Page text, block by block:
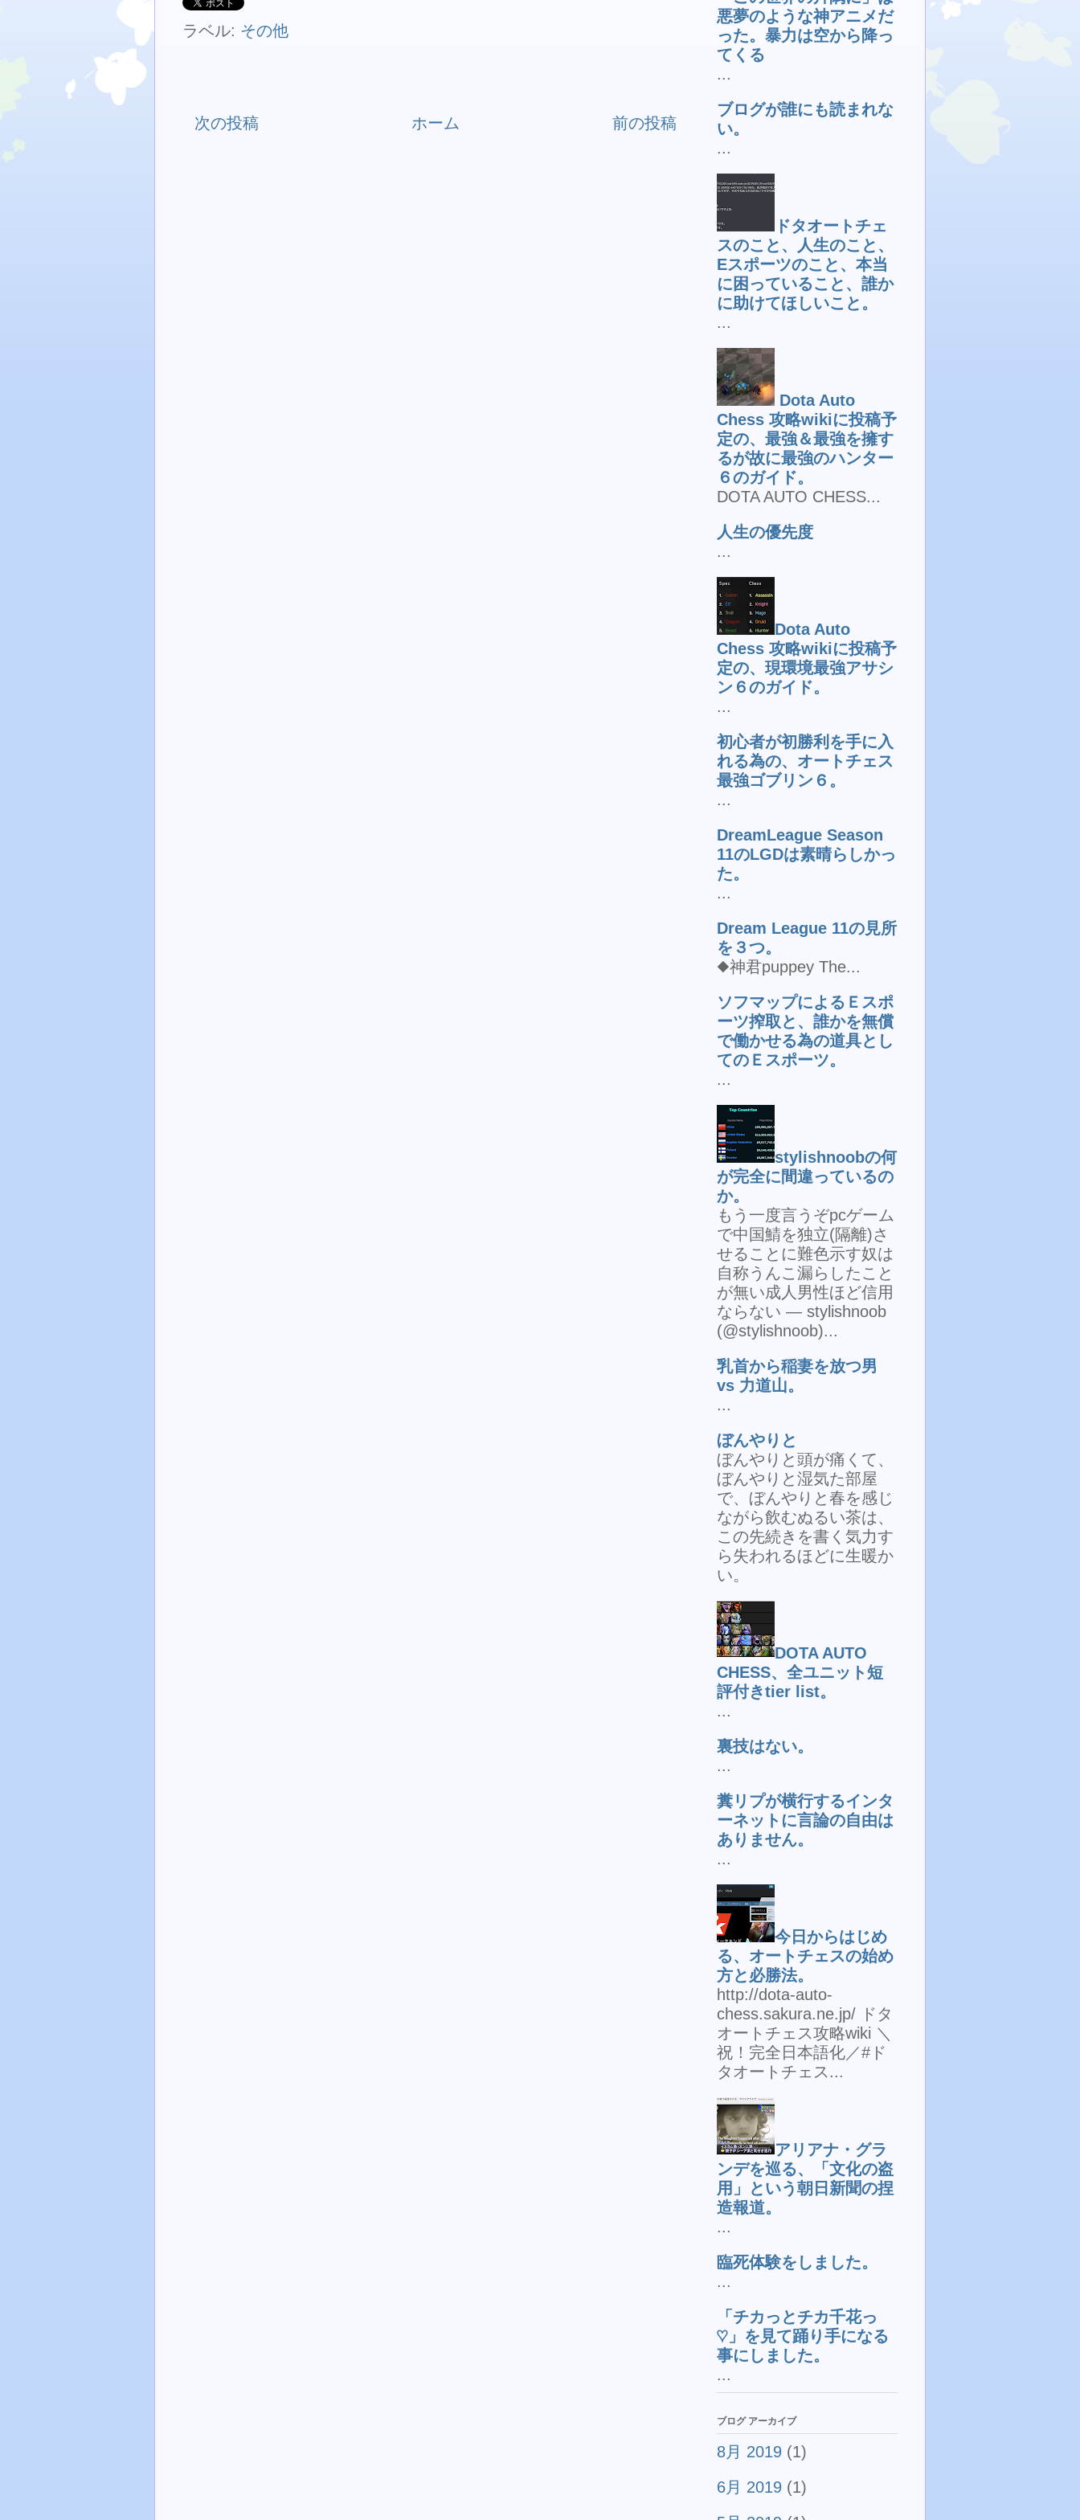
ラベル: その他
次の投稿 前の投稿
ホーム
悪夢のような神アニメだ
った。暴力は空から降っ
てくる
...
ブログが誰にも読まれな
い。
...
ドタオートチェ
スのこと、人生のこと、
Eスポーツのこと、本当
に困っていること、誰か
に助けてほしいこと。
...
Dota Auto
Chess 攻略wikiに投稿予
定の、最強＆最強を擁す
るが故に最強のハンター
６のガイド。
DOTA AUTO CHESS...
人生の優先度
...
Dota Auto
Chess 攻略wikiに投稿予
定の、現環境最強アサシ
ン６のガイド。
...
初心者が初勝利を手に入
れる為の、オートチェス
最強ゴブリン６。
...
DreamLeague Season
11のLGDは素晴らしかっ
た。
...
Dream League 11の見所
を３つ。
◆神君puppey The...
ソフマップによるＥスポ
ーツ搾取と、誰かを無償
で働かせる為の道具とし
てのＥスポーツ。
...
stylishnoobの何
が完全に間違っているの
か。
もう一度言うぞpcゲーム
で中国鯖を独立(隔離)さ
せることに難色示す奴は
自称うんこ漏らしたこと
が無い成人男性ほど信用
ならない — stylishnoob
(@stylishnoob)...
乳首から稲妻を放つ男
vs 力道山。
...
ぼんやりと
ぼんやりと頭が痛くて、
ぼんやりと湿気た部屋
で、ぼんやりと春を感じ
ながら飲むぬるい茶は、
この先続きを書く気力す
ら失われるほどに生暖か
い。
DOTA AUTO
CHESS、全ユニット短
評付きtier list。
...
裏技はない。
...
糞リプが横行するインタ
ーネットに言論の自由は
ありません。
...
今日からはじめ
る、オートチェスの始め
方と必勝法。
http://dota-auto-
chess.sakura.ne.jp/ ドタ
オートチェス攻略wiki ＼
祝！完全日本語化／#ド
タオートチェス...
アリアナ・グラ
ンデを巡る、「文化の盗
用」という朝日新聞の捏
造報道。
...
臨死体験をしました。
...
「チカっとチカ千花っ
♡」を見て踊り手になる
事にしました。
...
ブログ アーカイブ
8月 2019 (1)
6月 2019 (1)